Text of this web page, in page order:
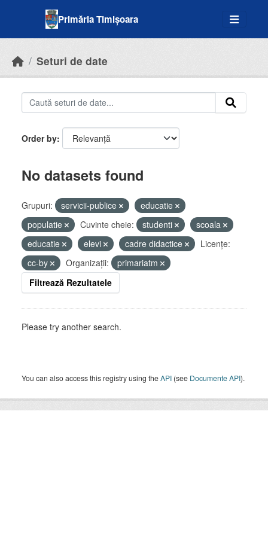
Primăria Timișoara
Seturi de date
Order by
No datasets found
Grupuri: servicii-publice
educatie
populatie
Cuvinte cheie: studenti
scoala
educatie
elevi cadre didactice
Licenţe:
cc-by
Organizații:
primariatm
Filtrează Rezultatele
Please try another search.
You can also access this registry using theAPI (see Documente API).